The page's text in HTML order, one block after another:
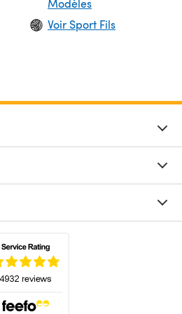
Modèles
Voir Sport Fils